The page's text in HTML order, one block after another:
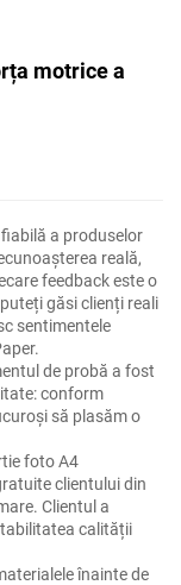
motrice a
a produselor
reală,
feedback este o
găsi clienți reali
sentimentele
de probă a fost
conform
să plasăm o
foto A4
clientului din
Clientul a
calității
înainte de